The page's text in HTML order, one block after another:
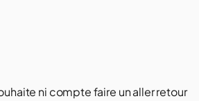
ni compte faire un aller retour